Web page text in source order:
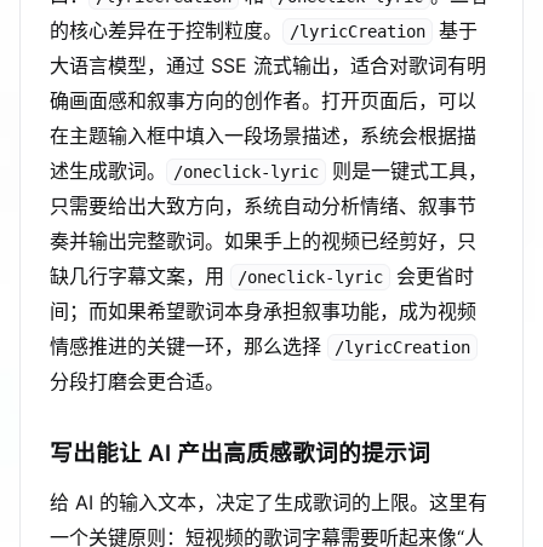
的核心差异在于控制粒度。
/lyricCreation
基于
大语言模型，通过 SSE 流式输出，适合对歌词有明
确画面感和叙事方向的创作者。打开页面后，可以
在主题输入框中填入一段场景描述，系统会根据描
述生成歌词。
/oneclick-lyric
则是一键式工具，
只需要给出大致方向，系统自动分析情绪、叙事节
奏并输出完整歌词。如果手上的视频已经剪好，只
缺几行字幕文案，用
/oneclick-lyric
会更省时
间；而如果希望歌词本身承担叙事功能，成为视频
情感推进的关键一环，那么选择
/lyricCreation
分段打磨会更合适。
写出能让 AI 产出高质感歌词的提示词
给 AI 的输入文本，决定了生成歌词的上限。这里有
一个关键原则：短视频的歌词字幕需要听起来像“人